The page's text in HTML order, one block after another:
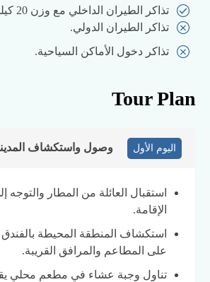
تذاكر الطيران الداخلي مع وزن 20 كيلو لكل شخص
تذاكر الطيران الدولي.
تذاكر دخول الأماكن السياحية.
Tour Plan
اليوم الأول وصول واستكشاف
استقبال العائلة من المطار والتوجه
الإقامة.
استكشاف المنطقة المحيطة
على المطاعم والمرافق القريبة.
تناول وجبة عشاء في مطعم محلي